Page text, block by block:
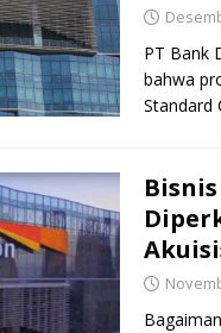
PT Bank
bahwa
Standard